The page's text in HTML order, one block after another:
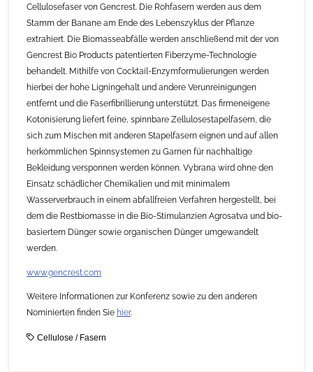
Cellulosefaser von Gencrest. Die Rohfasern werden aus dem
Stamm der Banane am Ende des Lebenszyklus der Pflanze
extrahiert. Die Biomasseabfälle werden anschließend mit der von
Gencrest Bio Products patentierten Fiberzyme-Technologie
behandelt. Mithilfe von Cocktail-Enzymformulierungen werden
hierbei der hohe Ligningehalt und andere Verunreinigungen
entfernt und die Faserfibrillierung unterstützt. Das firmeneigene
Kotonisierung liefert feine, spinnbare Zellulosestapelfasern, die
sich zum Mischen mit anderen Stapelfasern eignen und auf allen
herkömmlichen Spinnsystemen zu Garnen für nachhaltige
Bekleidung versponnen werden können. Vybrana wird ohne den
Einsatz schädlicher Chemikalien und mit minimalem
Wasserverbrauch in einem abfallfreien Verfahren hergestellt, bei
dem die Restbiomasse in die Bio-Stimulanzien Agrosatva und bio-
basiertem Dünger sowie organischen Dünger umgewandelt
werden.
www.gencrest.com
Weitere Informationen zur Konferenz sowie zu den anderen
Nominierten finden Sie hier.
Cellulose / Fasern